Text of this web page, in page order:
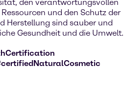
den verantwortungsvollen
und den Schutz der
Herstellung sind sauber und
Gesundheit und die Umwelt.